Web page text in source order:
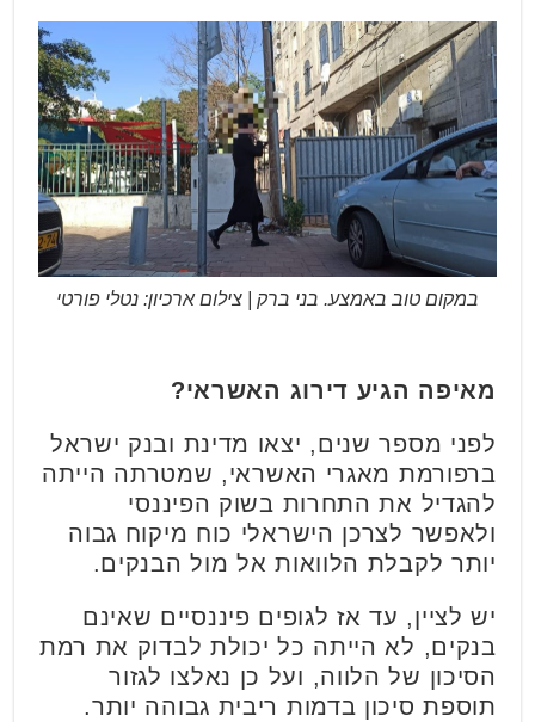
במקום טוב באמצע. בני ברק | צילום ארכיון: נטלי פורטי
מאיפה הגיע דירוג האשראי?
לפני מספר שנים, יצאו מדינת ובנק ישראל
ברפורמת מאגרי האשראי, שמטרתה הייתה
להגדיל את התחרות בשוק הפיננסי
ולאפשר לצרכן הישראלי כוח מיקוח גבוה
יותר לקבלת הלוואות אל מול הבנקים.
יש לציין, עד אז לגופים פיננסיים שאינם
בנקים, לא הייתה כל יכולת לבדוק את רמת
הסיכון של הלווה, ועל כן נאלצו לגזור
תוספת סיכון בדמות ריבית גבוהה יותר.